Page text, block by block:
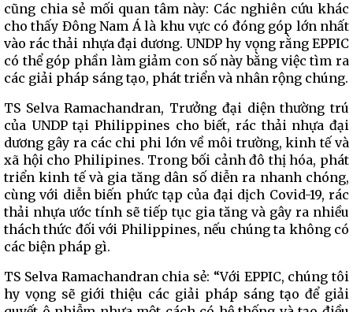
cũng chia sẻ mối quan tâm này: Các nghiên cứu khác
cho thấy Đông Nam Á là khu vực có đóng góp lớn nhất
vào rác thải nhựa đại dương. UNDP hy vọng rằng EPPIC
có thể góp phần làm giảm con số này bằng việc tìm ra
các giải pháp sáng tạo, phát triển và nhân rộng chúng.
TS Selva Ramachandran, Trưởng đại diện thường trú
của UNDP tại Philippines cho biết, rác thải nhựa đại
dương gây ra các chi phi lớn về môi trường, kinh tế và
xã hội cho Philipines. Trong bối cảnh đô thị hóa, phát
triển kinh tế và gia tăng dân số diễn ra nhanh chóng,
cùng với diễn biến phức tạp của đại dịch Covid-19, rác
thải nhựa ước tính sẽ tiếp tục gia tăng và gây ra nhiều
thách thức đối với Philippines, nếu chúng ta không có
các biện pháp gì.
TS Selva Ramachandran chia sẻ: “Với EPPIC, chúng tôi
hy vọng sẽ giới thiệu các giải pháp sáng tạo để giải